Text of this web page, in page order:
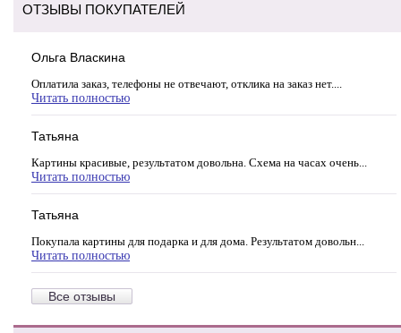
ОТЗЫВЫ ПОКУПАТЕЛЕЙ
Ольга Власкина
Оплатила заказ, телефоны не отвечают, отклика на заказ нет....
Читать полностью
Татьяна
Картины красивые, результатом довольна. Схема на часах очень...
Читать полностью
Татьяна
Покупала картины для подарка и для дома. Результатом довольн...
Читать полностью
Все отзывы